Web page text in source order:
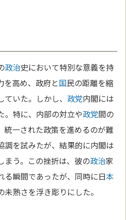
政治史において特別な意義を持
を高め、政府と国民の距離を縮
いた。しかし、 政党内閣には
。特に、内部の対立や政党間の
統一された政策を進めるのが難
調を試みたが、結果的に内閣は
まう。この挫折は、彼の政治家
る瞬間であったが、同時に日本
未熟さを浮き彫りにした。